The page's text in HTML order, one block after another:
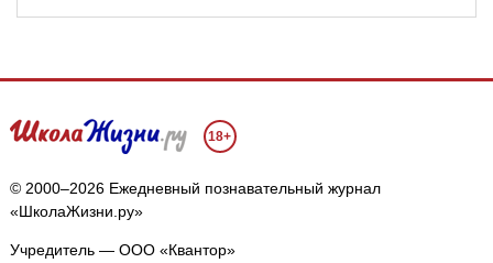
18+
© 2000–2026 Ежедневный познавательный журнал
«ШколаЖизни.ру»
Учредитель — ООО «Квантор»